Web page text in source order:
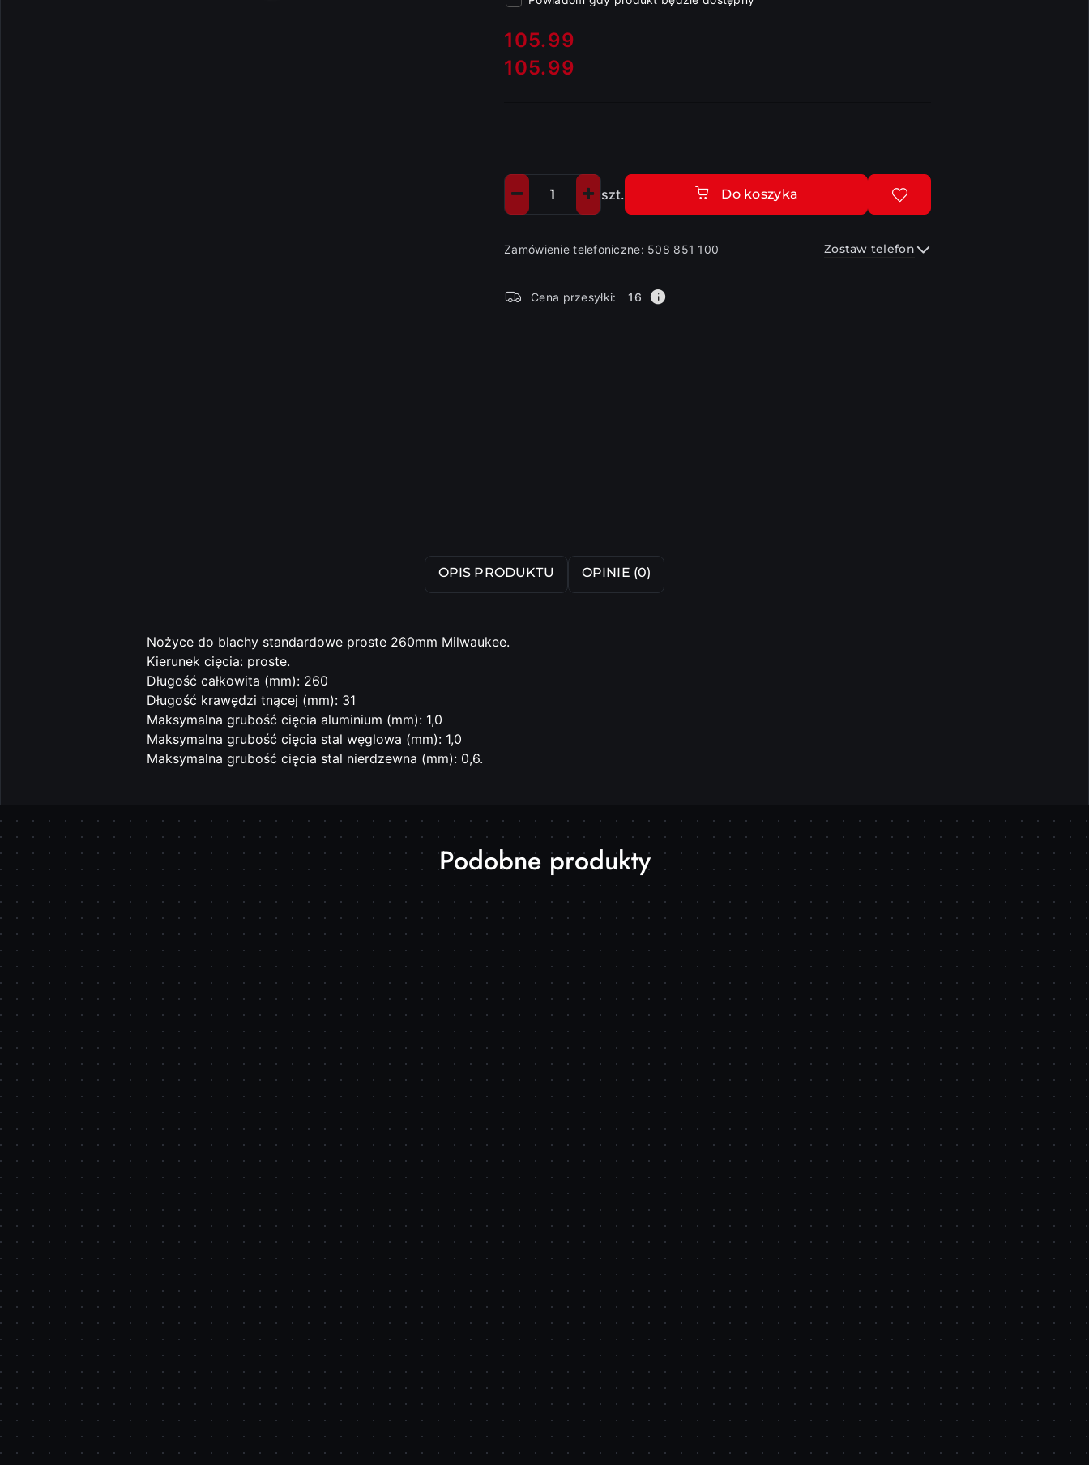
cena:
105.99
Cena:
105.99
Ilość szt. Do koszyka
Zamówienie telefoniczne: 508 851 100 Zostaw telefon
Dostępność
i
Cena przesyłki: 16
OPIS PRODUKTU OPINIE (0)
Nożyce do blachy standardowe proste 260mm Milwaukee.
Kierunek cięcia: proste.
Długość całkowita (mm): 260
Długość krawędzi tnącej (mm): 31
Maksymalna grubość cięcia aluminium (mm): 1,0
Maksymalna grubość cięcia stal węglowa (mm): 1,0
Maksymalna grubość cięcia stal nierdzewna (mm): 0,6.
Produkty
o
statusie:
Podobne produkty